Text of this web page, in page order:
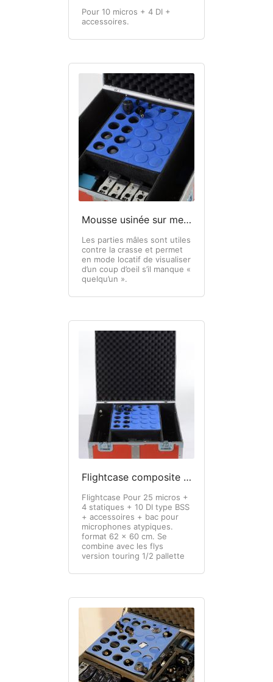
Pour 10 micros + 4 DI +
accessoires.
Mousse usinée sur mesure
Les parties mâles sont utiles
contre la crasse et permet
en mode locatif de visualiser
d’un coup d’oeil s’il manque «
quelqu’un ».
Flightcase composite pour microphones
Flightcase Pour 25 micros +
4 statiques + 10 DI type BSS
+ accessoires + bac pour
microphones atypiques.
format 62 x 60 cm. Se
combine avec les flys
version touring 1/2 pallette